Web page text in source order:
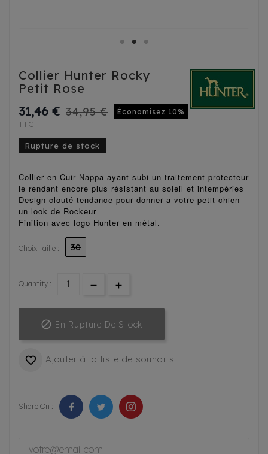
Collier Hunter Rocky
Petit Rose
31,46 € 34,95 € Économisez 10%
TTC
Rupture de stock
Collier en Cuir Nappa ayant subi un traitement protecteur
le rendant encore plus résistant au soleil et intempéries
Design clouté tendance pour donner a votre petit chien
un look de Rockeur
Finition avec logo Hunter en métal.
Choix Taille : 30
Quantity :
 En Rupture De Stock
 Ajouter à la liste de souhaits
Share On :